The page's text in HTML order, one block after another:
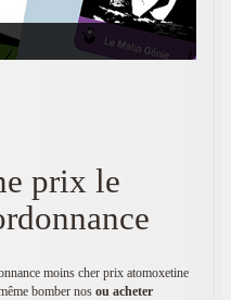
prix le
moins cher prix atomoxetine
bomber nos ou acheter